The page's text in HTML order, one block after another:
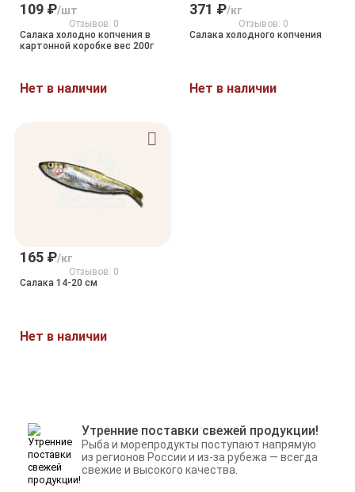
109 ₽/шт
Отзывов: 0
Салака холодно копчения в
картонной коробке вес 200г
Нет в наличии
371 ₽/кг
Отзывов: 0
Салака холодного копчения
Нет в наличии
165 ₽/кг
Отзывов: 0
Салака 14-20 см
Нет в наличии
Утренние поставки свежей продукции!
Рыба и морепродукты поступают напрямую
из регионов России и из-за рубежа — всегда
свежие и высокого качества.